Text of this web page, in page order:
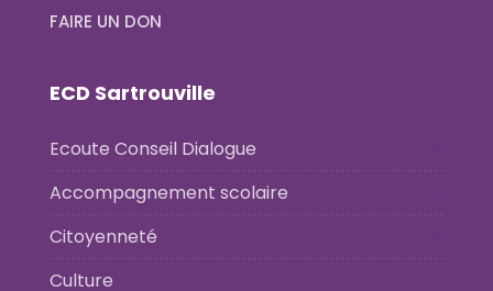
FAIRE UN DON
ECD Sartrouville
Ecoute Conseil Dialogue
Accompagnement scolaire
Citoyenneté
Culture